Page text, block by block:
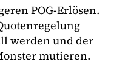
POG-Erlösen.
werden und der
mutieren.